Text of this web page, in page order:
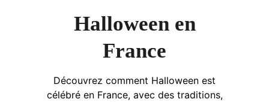
Halloween en
France
Découvrez comment Halloween est
célébré en France, avec des traditions,